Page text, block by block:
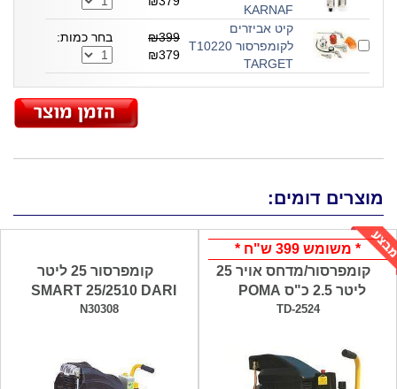
KARNAF
קיט אביזרים
לקומפרסור T10220
TARGET
₪399
בחר כמות:
מוצרים דומים:
* משומש 399 ש"ח *
קומפרסור/מדחס אויר 25
ליטר 2.5 כ"ס POMA
TD-2524
קומפרסור 25 ליטר
SMART 25/2510 DARI
N30308